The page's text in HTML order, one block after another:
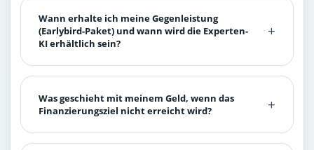
Wann erhalte ich meine Gegenleistung
(Earlybird-Paket) und wann wird die Experten-
KI erhältlich sein?
Was geschieht mit meinem Geld, wenn das
Finanzierungsziel nicht erreicht wird?